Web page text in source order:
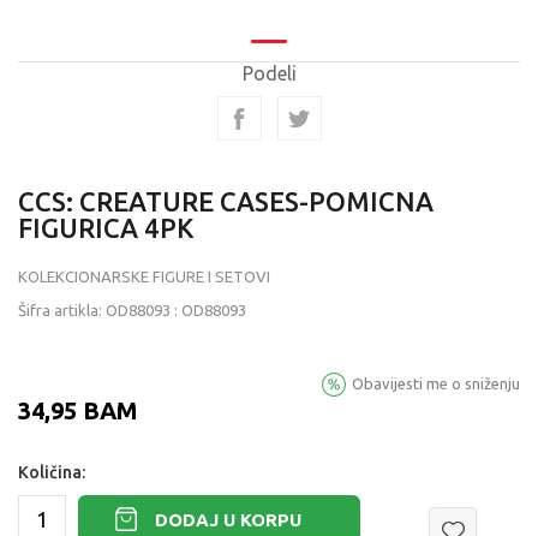
Podeli
CCS: CREATURE CASES-POMICNA
FIGURICA 4PK
KOLEKCIONARSKE FIGURE I SETOVI
Šifra artikla: OD88093 : OD88093
34,95 BAM
Obavijesti me o sniženju
Količina:
DODAJ U KORPU